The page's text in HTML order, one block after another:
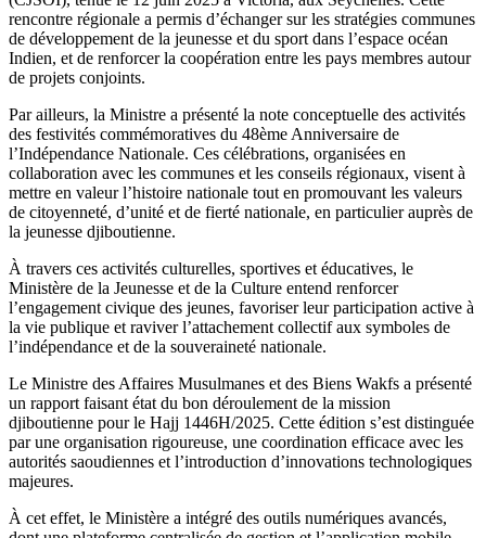
rencontre régionale a permis d’échanger sur les stratégies communes
de développement de la jeunesse et du sport dans l’espace océan
Indien, et de renforcer la coopération entre les pays membres autour
de projets conjoints.
Par ailleurs, la Ministre a présenté la note conceptuelle des activités
des festivités commémoratives du 48ème Anniversaire de
l’Indépendance Nationale. Ces célébrations, organisées en
collaboration avec les communes et les conseils régionaux, visent à
mettre en valeur l’histoire nationale tout en promouvant les valeurs
de citoyenneté, d’unité et de fierté nationale, en particulier auprès de
la jeunesse djiboutienne.
À travers ces activités culturelles, sportives et éducatives, le
Ministère de la Jeunesse et de la Culture entend renforcer
l’engagement civique des jeunes, favoriser leur participation active à
la vie publique et raviver l’attachement collectif aux symboles de
l’indépendance et de la souveraineté nationale.
Le Ministre des Affaires Musulmanes et des Biens Wakfs a présenté
un rapport faisant état du bon déroulement de la mission
djiboutienne pour le Hajj 1446H/2025. Cette édition s’est distinguée
par une organisation rigoureuse, une coordination efficace avec les
autorités saoudiennes et l’introduction d’innovations technologiques
majeures.
À cet effet, le Ministère a intégré des outils numériques avancés,